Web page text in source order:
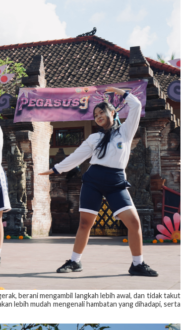
berani mengambil langkah lebih awal, dan tidak takut
lebih mudah mengenali hambatan yang dihadapi, serta